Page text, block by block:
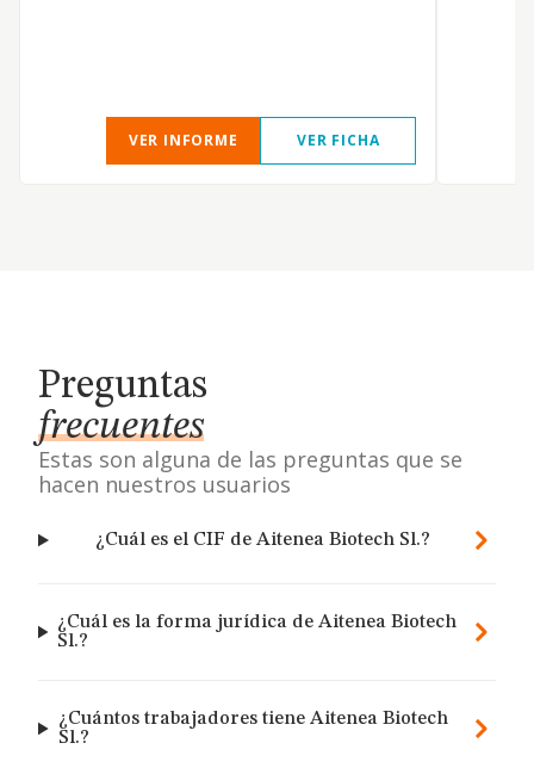
VER INFORME VER FICHA
Preguntas
frecuentes
Estas son alguna de las preguntas que se
hacen nuestros usuarios
¿Cuál es el CIF de Aitenea Biotech Sl.?
¿Cuál es la forma jurídica de Aitenea Biotech
Sl.?
¿Cuántos trabajadores tiene Aitenea Biotech
Sl.?